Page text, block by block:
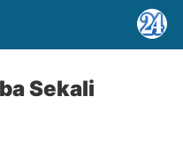
Sekali